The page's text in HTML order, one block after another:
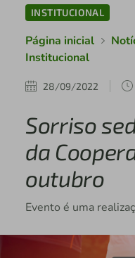
INSTITUCIONAL
Página inicial
Institucional
28/09/2022
Sorriso
da
outubro
Evento é uma